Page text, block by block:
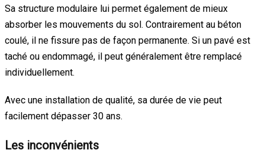
Sa structure modulaire lui permet également de mieux
absorber les mouvements du sol. Contrairement au béton
coulé, il ne fissure pas de façon permanente. Si un pavé est
taché ou endommagé, il peut généralement être remplacé
individuellement.
Avec une installation de qualité, sa durée de vie peut
facilement dépasser 30 ans.
Les inconvénients